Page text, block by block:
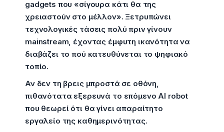
gadgets που «σίγουρα κάτι θα της
χρειαστούν στο μέλλον». Ξετρυπώνει
τεχνολογικές τάσεις πολύ πριν γίνουν
mainstream, έχοντας έμφυτη ικανότητα να
διαβάζει το πού κατευθύνεται το ψηφιακό
τοπίο.
Αν δεν τη βρεις μπροστά σε οθόνη,
πιθανότατα εξερευνά το επόμενο AI robot
που θεωρεί ότι θα γίνει απαραίτητο
εργαλείο της καθημερινότητας.